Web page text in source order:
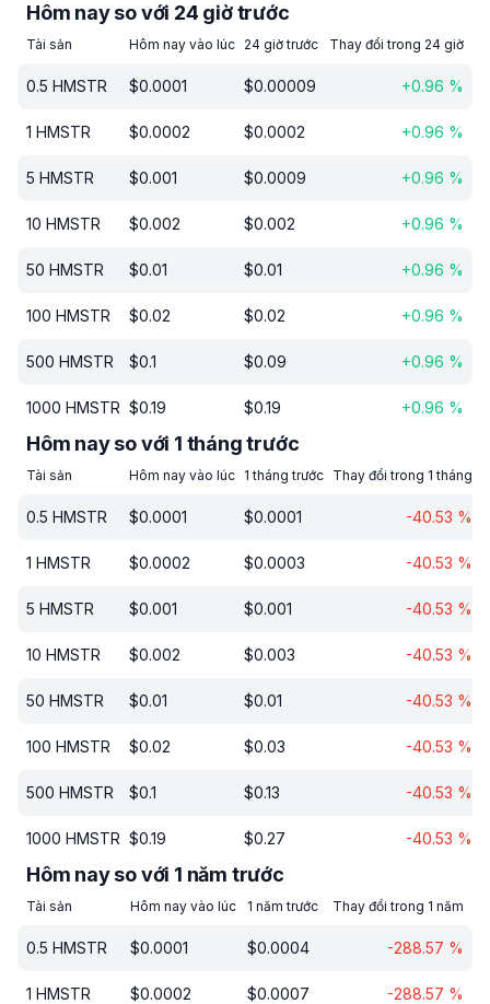
Hôm nay so với 24 giờ trước
Tài sản Hôm nay vào lúc 24 giờ trước Thay đổi trong 24 giờ
0.5 HMSTR $0.0001 $0.00009 +0.96 %
1 HMSTR $0.0002 $0.0002 +0.96 %
5 HMSTR $0.001 $0.0009 +0.96 %
10 HMSTR $0.002 $0.002 +0.96 %
50 HMSTR $0.01 $0.01 +0.96 %
100 HMSTR $0.02 $0.02 +0.96 %
500 HMSTR $0.1 $0.09 +0.96 %
1000 HMSTR $0.19 $0.19 +0.96 %
Hôm nay so với 1 tháng trước
Tài sản Hôm nay vào lúc 1 tháng trước Thay đổi trong 1 tháng
0.5 HMSTR $0.0001 $0.0001 -40.53 %
1 HMSTR $0.0002 $0.0003 -40.53 %
5 HMSTR $0.001 $0.001 -40.53 %
10 HMSTR $0.002 $0.003 -40.53 %
50 HMSTR $0.01 $0.01 -40.53 %
100 HMSTR $0.02 $0.03 -40.53 %
500 HMSTR $0.1 $0.13 -40.53 %
1000 HMSTR $0.19 $0.27 -40.53 %
Hôm nay so với 1 năm trước
Tài sản Hôm nay vào lúc 1 năm trước Thay đổi trong 1 năm
0.5 HMSTR $0.0001 $0.0004 -288.57 %
1 HMSTR $0.0002 $0.0007 -288.57 %